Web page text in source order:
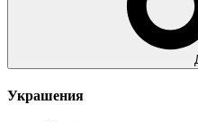
Украшения